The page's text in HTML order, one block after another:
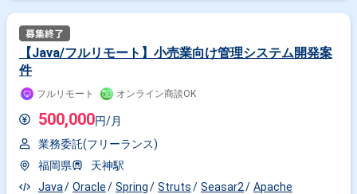
【Java/フルリモート】小売業向け管理システム開発案
件
フルリモート オンライン商談OK
500,000円/月
業務委託(フリーランス)
福岡県
天神駅
Java
Oracle Spring Struts Seasar2
Apache